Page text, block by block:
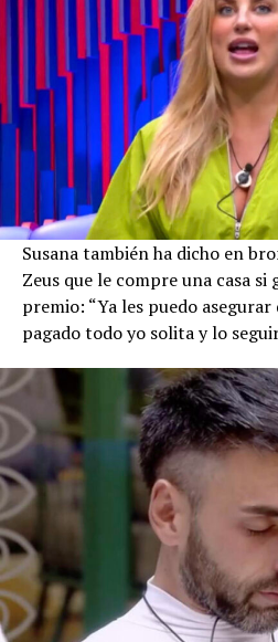
Susana también ha dicho en
Zeus que le compre una casa si
premio: “Ya les puedo
pagado todo yo solita y lo